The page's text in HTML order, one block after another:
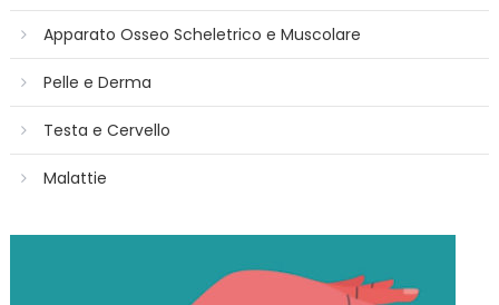
Apparato Osseo Scheletrico e Muscolare
Pelle e Derma
Testa e Cervello
Malattie